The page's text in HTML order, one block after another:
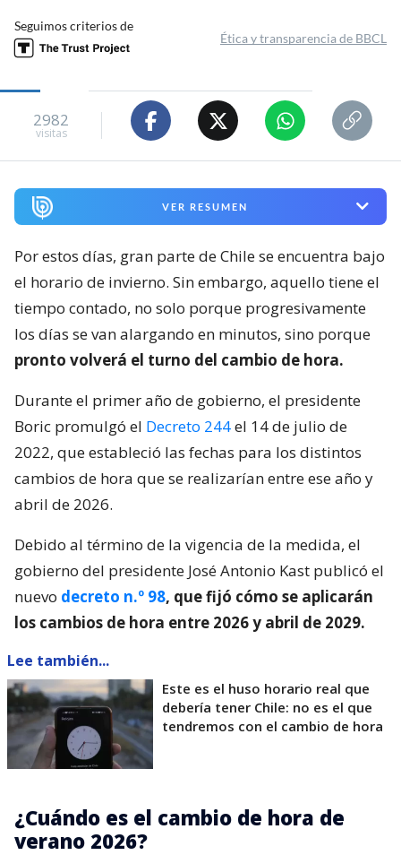
Seguimos criterios de
Ética y transparencia de BBCL
2982
visitas
VER RESUMEN
Por estos días, gran parte de Chile se encuentra bajo
el horario de invierno. Sin embargo, aquello tiene el
tiempo contado, no solo porque progresivamente
los días se van alargando en minutos, sino porque
pronto volverá el turno del cambio de hora.
Durante el primer año de gobierno, el presidente
Boric promulgó el Decreto 244el 14 de julio de
2022, que estableció las fechas para los distintos
cambios de hora que se realizarían entre ese año y
abril de 2026.
Debido al término de la vigencia de la medida, el
gobierno del presidente José Antonio Kast publicó el
nuevo decreto n.º 98, que fijó cómo se aplicarán
los cambios de hora entre 2026 y abril de 2029.
Lee también...
Este es el huso horario real que
debería tener Chile: no es el que
tendremos con el cambio de hora
¿Cuándo es el cambio de hora de
verano 2026?